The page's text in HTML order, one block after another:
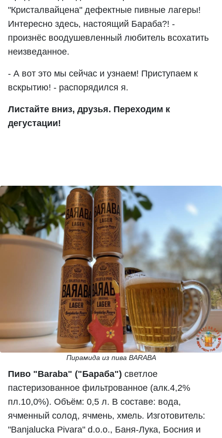
"Кристалвайцена" дефектные пивные лагеры!
Интересно здесь, настоящий Бараба?! -
произнёс воодушевленный любитель всохатить
неизведанное.
- А вот это мы сейчас и узнаем! Приступаем к
вскрытию! - распорядился я.
Листайте вниз, друзья. Переходим к
дегустации!
Пирамида из пива BARABA
Пиво "Baraba" ("Бараба") светлое
пастеризованное фильтрованное (алк.4,2%
пл.10,0%). Объём: 0,5 л. В составе: вода,
ячменный солод, ячмень, хмель. Изготовитель:
"Banjalucka Pivara" d.o.o., Баня-Лука, Босния и